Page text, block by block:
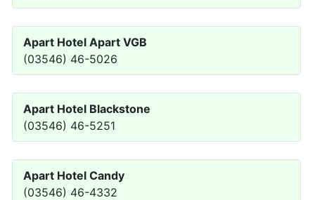
Apart Hotel Apart VGB
(03546) 46-5026
Apart Hotel Blackstone
(03546) 46-5251
Apart Hotel Candy
(03546) 46-4332